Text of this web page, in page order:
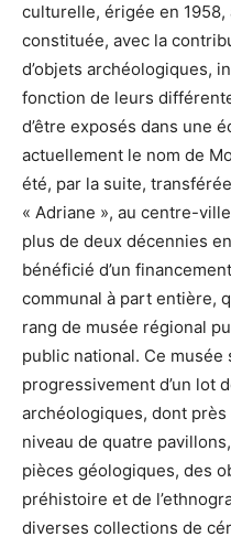
culturelle, érigée en
constituée, avec la
d’objets archéologiques,
fonction de leurs
d’être exposés dans une
actuellement le nom de
été, par la suite,
« Adriane », au centre-
plus de deux décennies
bénéficié d’un
communal à part entière,
rang de musée régional
public national. Ce musée
progressivement d’un lot
archéologiques, dont près
niveau de quatre
pièces géologiques, des
préhistoire et de
diverses collections de